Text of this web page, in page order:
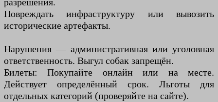
Повреждать инфраструктуру или вывозить
исторические артефакты.
Нарушения — административная или уголовная
ответственность. Выгул собак запрещён.
Билеты: Покупайте онлайн или на месте.
Действует определённый срок. Льготы для
отдельных категорий (проверяйте на сайте).